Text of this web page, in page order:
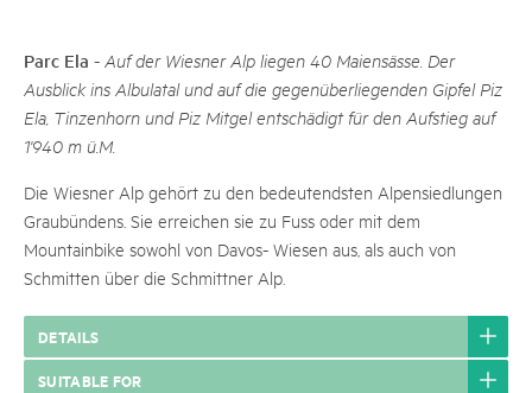
Parc Ela - Auf der Wiesner Alp liegen 40 Maiensässe. Der
Ausblick ins Albulatal und auf die gegenüberliegenden Gipfel Piz
Ela, Tinzenhorn und Piz Mitgel entschädigt für den Aufstieg auf
1'940 m ü.M.
Die Wiesner Alp gehört zu den bedeutendsten Alpensiedlungen
Graubündens. Sie erreichen sie zu Fuss oder mit dem
Mountainbike sowohl von Davos- Wiesen aus, als auch von
Schmitten über die Schmittner Alp.
DETAILS
SUITABLE FOR